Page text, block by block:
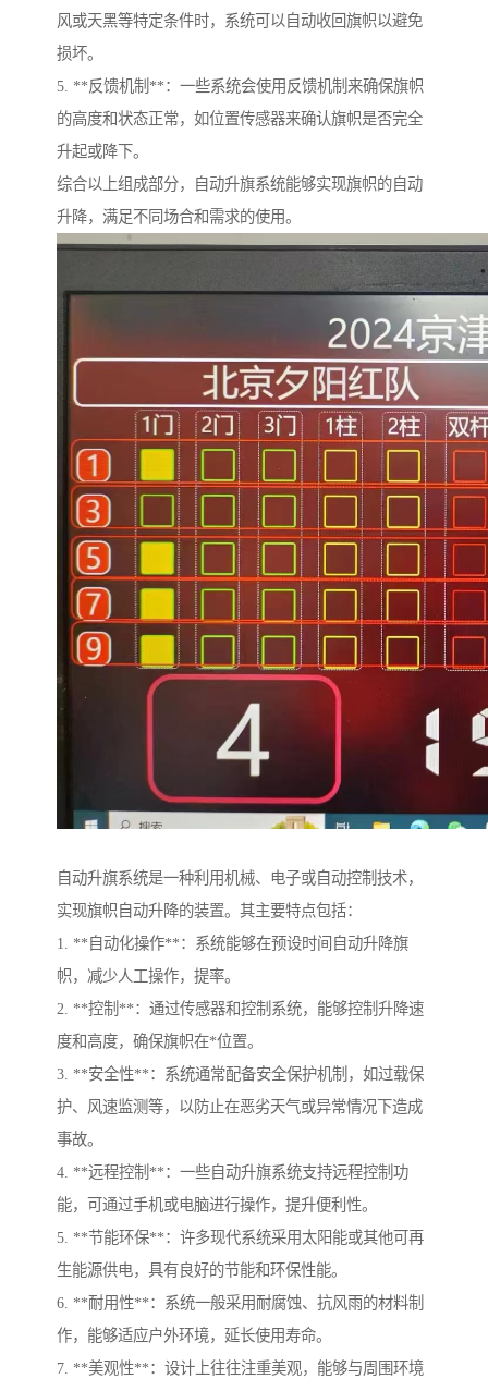
风或天黑等特定条件时，系统可以自动收回旗帜以避免
损坏。
5. **反馈机制**：一些系统会使用反馈机制来确保旗帜
的高度和状态正常，如位置传感器来确认旗帜是否完全
升起或降下。
综合以上组成部分，自动升旗系统能够实现旗帜的自动
升降，满足不同场合和需求的使用。
自动升旗系统是一种利用机械、电子或自动控制技术，
实现旗帜自动升降的装置。其主要特点包括：
1. **自动化操作**：系统能够在预设时间自动升降旗
帜，减少人工操作，提率。
2. **控制**：通过传感器和控制系统，能够控制升降速
度和高度，确保旗帜在*位置。
3. **安全性**：系统通常配备安全保护机制，如过载保
护、风速监测等，以防止在恶劣天气或异常情况下造成
事故。
4. **远程控制**：一些自动升旗系统支持远程控制功
能，可通过手机或电脑进行操作，提升便利性。
5. **节能环保**：许多现代系统采用太阳能或其他可再
生能源供电，具有良好的节能和环保性能。
6. **耐用性**：系统一般采用耐腐蚀、抗风雨的材料制
作，能够适应户外环境，延长使用寿命。
7. **美观性**：设计上往往注重美观，能够与周围环境